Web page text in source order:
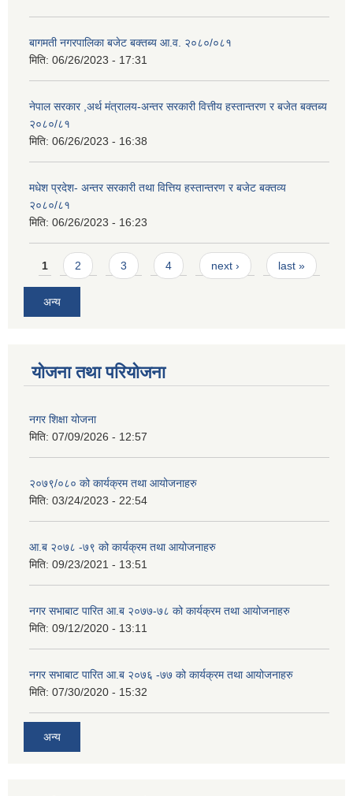
बागमती नगरपालिका बजेट बक्तब्य आ.व. २०८०/०८१
मिति: 06/26/2023 - 17:31
नेपाल सरकार ,अर्थ मंत्रालय-अन्तर सरकारी वित्तीय हस्तान्तरण र बजेत बक्तब्य
२०८०/८१
मिति: 06/26/2023 - 16:38
मधेश प्रदेश- अन्तर सरकारी तथा वित्तिय हस्तान्तरण र बजेट बक्तव्य
२०८०/८१
मिति: 06/26/2023 - 16:23
Pages
1 2 3 4 next › last »
अन्य
योजना तथा परियोजना
नगर शिक्षा योजना
मिति: 07/09/2026 - 12:57
२०७९/०८० को कार्यक्रम तथा आयोजनाहरु
मिति: 03/24/2023 - 22:54
आ.ब २०७८ -७९ को कार्यक्रम तथा आयोजनाहरु
मिति: 09/23/2021 - 13:51
नगर सभाबाट पारित आ.ब २०७७-७८ को कार्यक्रम तथा आयोजनाहरु
मिति: 09/12/2020 - 13:11
नगर सभाबाट पारित आ.ब २०७६ -७७ को कार्यक्रम तथा आयोजनाहरु
मिति: 07/30/2020 - 15:32
अन्य